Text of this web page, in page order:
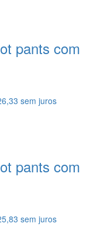
pants com
sem juros
pants com
sem juros